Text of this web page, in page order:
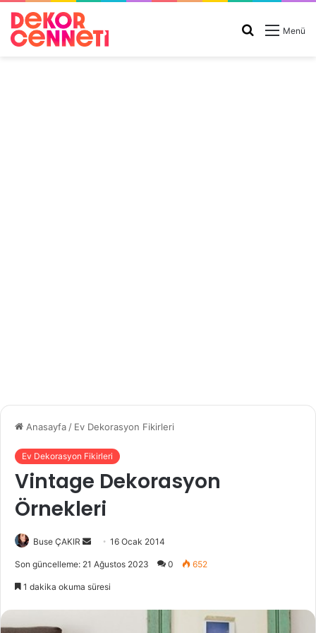
Menü
Arama
Anasayfa / Ev Dekorasyon Fikirleri
Ev Dekorasyon Fikirleri
Vintage Dekorasyon
Örnekleri
Buse ÇAKIR
e
-
16 Ocak 2014
Son güncelleme: 21 Ağustos 2023 0 652
1 dakika okuma süresi